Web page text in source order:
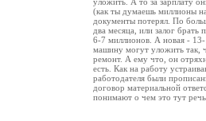
(как ты думаешь миллионы
документы потерял. По
два месяца, или залог
6-7 миллионов. А новая -
машину могут уложить так,
ремонт. А ему что, он
есть. Как на работу
работодателя были
договор материальной
понимают о чем это тут